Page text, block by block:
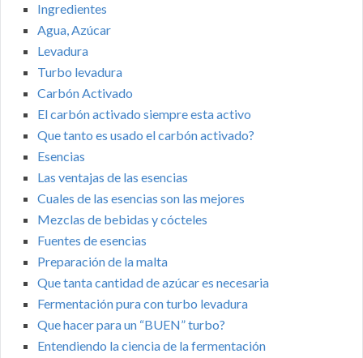
Ingredientes
Agua, Azúcar
Levadura
Turbo levadura
Carbón Activado
El carbón activado siempre esta activo
Que tanto es usado el carbón activado?
Esencias
Las ventajas de las esencias
Cuales de las esencias son las mejores
Mezclas de bebidas y cócteles
Fuentes de esencias
Preparación de la malta
Que tanta cantidad de azúcar es necesaria
Fermentación pura con turbo levadura
Que hacer para un “BUEN” turbo?
Entendiendo la ciencia de la fermentación